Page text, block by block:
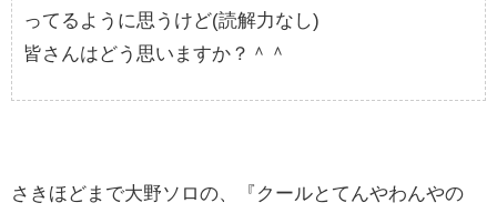
ってるように思うけど(読解力なし)
皆さんはどう思いますか？＾＾
さきほどまで大野ソロの、『クールとてんやわんやの